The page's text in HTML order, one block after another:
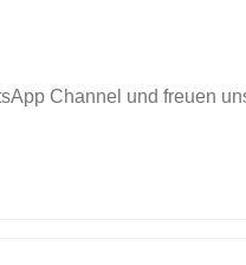
Channel und freuen